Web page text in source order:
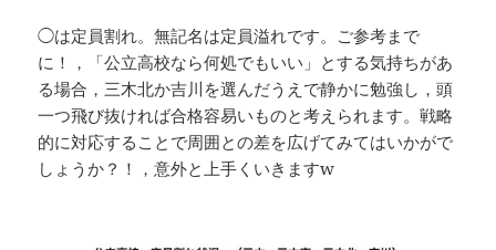
◯は定員割れ。無記名は定員溢れです。ご参考まで
に！，「公立高校なら何処でもいい」とする気持ちがあ
る場合，三木北か吉川を選んだうえで静かに勉強し，頭
一つ飛び抜ければ合格容易いものと考えられます。戦略
的に対応することで周囲との差を広げてみてはいかがで
しょうか？！，意外と上手くいきますw